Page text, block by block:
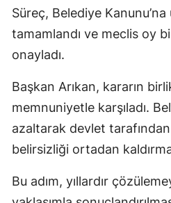
Süreç, Belediye
tamamlandı ve meclis oy
onayladı.
Başkan Arıkan, kararın
memnuniyetle karşıladı.
azaltarak devlet
belirsizliği ortadan
Bu adım, yıllardır